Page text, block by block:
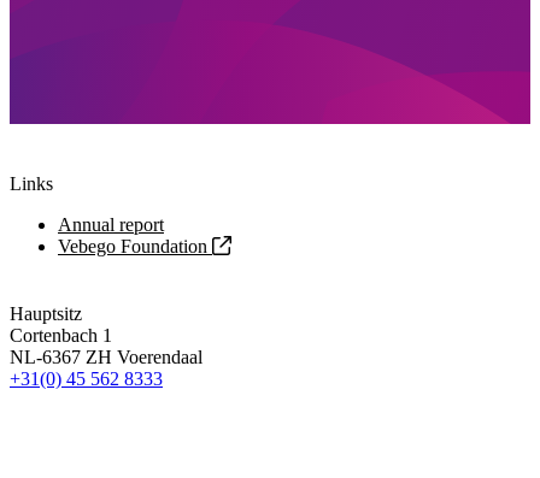
Links
Annual report
Vebego Foundation
Hauptsitz
Cortenbach 1
NL-6367 ZH Voerendaal
+31(0) 45 562 8333